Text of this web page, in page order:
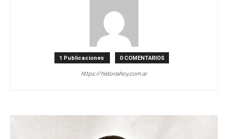
1 Publicaciones 0 COMENTARIOS
https://historiahoy.com.ar